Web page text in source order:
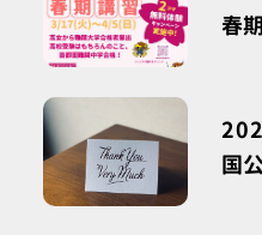
春
国